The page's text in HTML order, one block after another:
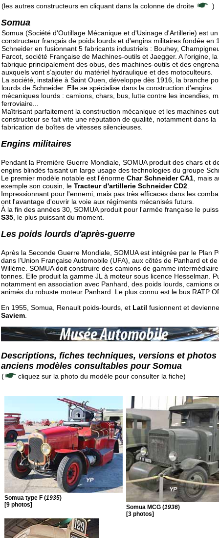
(les autres constructeurs en cliquant dans la colonne de droite )
Somua
Somua (Société d'Outillage Mécanique et d'Usinage d'Artillerie) est un
constructeur français de poids lourds et d'engins militaires fondée en
Schneider en fusionnant 5 fabricants industriels : Bouhey,
Farcot, société Française de Machines-outils et Jaegger. A l’origine,
fabrique principalement des obus, des machines-outils et des
auxquels vont s’ajouter du matériel hydraulique et des motoculteurs.
La société, installée à Saint Ouen, développe dès 1916, la branche
lourds de Schneider. Elle se spécialise dans la construction d'engins
mécaniques lourds : camions, chars, bus, lutte contre les incendies,
ferroviaire...
Maîtrisant parfaitement la construction mécanique et les machines
constructeur se fait vite une réputation de qualité, notamment dans la
fabrication de boîtes de vitesses silencieuses.
Engins militaires
Pendant la Première Guerre Mondiale, SOMUA produit des chars et
engins blindés faisant un large usage des technologies du groupe
Le premier modèle notable est l'énorme Char Schneider CA1 , mais
exemple son cousin, le Tracteur d'artillerie Schneider CD2
Impressionnant pour l'ennemi, mais pas très efficaces dans les
ont l'avantage d'ouvrir la voie aux régiments mécanisés futurs.
À la fin des années 30, SOMUA produit pour l'armée française le
S35 , le plus puissant du moment.
Les poids lourds d'après-guerre
Après la Seconde Guerre Mondiale, SOMUA est intégrée par le Plan
dans l’Union Française Automobile (UFA), aux côtés de Panhard et de
Willème. SOMUA doit construire des camions de gamme
tonnes. Elle produit la gamme JL à moteur sous licence Hesselman.
notamment en association avec Panhard, des poids lourds, camions
animés du robuste moteur Panhard. Le plus connu est le bus RATP
En 1955, Somua, Renault poids-lourds, et Latil fusionnent et
Saviem
Descriptions, fiches techniques, versions et photos
anciens modèles consultables pour Somua
( cliquez sur la photo du modèle pour consulter la fiche)
Somua type F (1935)
[9 photos]
Somua MCG (1936)
[3 photos]